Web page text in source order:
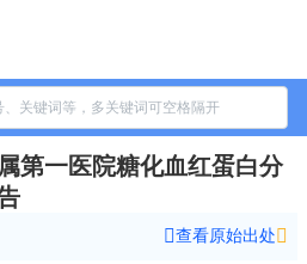
第一医院糖化血红蛋白分
查看原始出处